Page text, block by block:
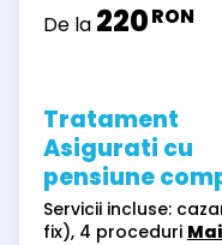
De la 220RON
Tratament
Asigurati cu
pensiune
Servicii incluse:
fix), 4 proceduri